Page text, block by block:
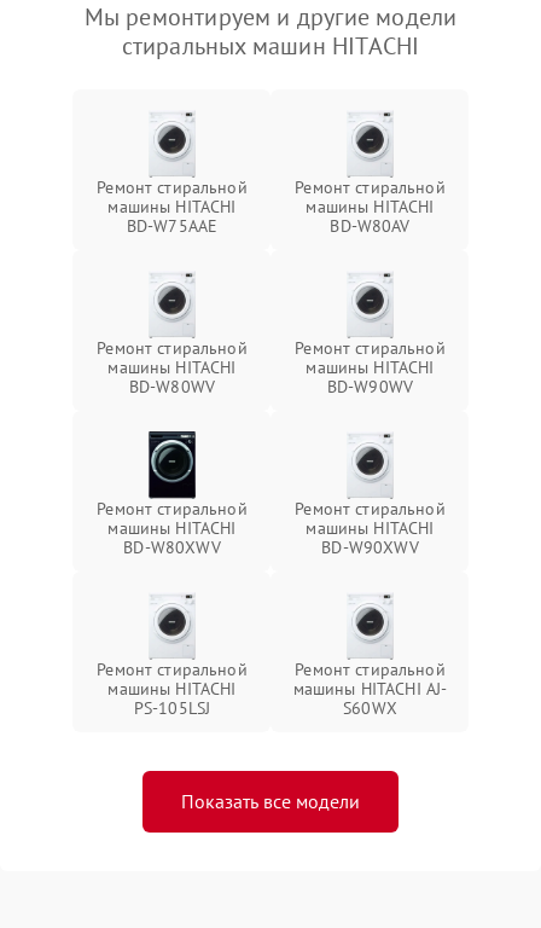
Мы ремонтируем и другие модели
стиральных машин HITACHI
Ремонт стиральной
машины HITACHI
BD-W75AAE
Ремонт стиральной
машины HITACHI
BD-W80AV
Ремонт стиральной
машины HITACHI
BD-W80WV
Ремонт стиральной
машины HITACHI
BD-W90WV
Ремонт стиральной
машины HITACHI
BD-W80XWV
Ремонт стиральной
машины HITACHI
BD-W90XWV
Ремонт стиральной
машины HITACHI
PS-105LSJ
Ремонт стиральной
машины HITACHI AJ-
S60WX
Показать все модели